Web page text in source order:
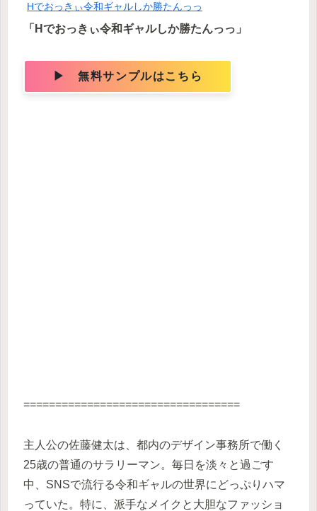
Hでおっきぃ令和ギャルしか勝たんっっ
「Hでおっきぃ令和ギャルしか勝たんっっ」
▶ 無料サンプルはこちら
==================================
主人公の佐藤健太は、都内のデザイン事務所で働く
25歳の普通のサラリーマン。毎日を淡々と過ごす
中、SNSで流行る令和ギャルの世界にどっぷりハマ
っていた。特に、派手なメイクと大胆なファッショ